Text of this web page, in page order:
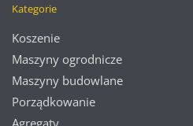
Kategorie
Koszenie
Maszyny ogrodnicze
Maszyny budowlane
Porządkowanie
Agregaty